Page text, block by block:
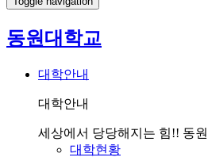
동원대학교
대학안내
대학안내
세상에서 당당해지는 힘!! 동원
대학현황